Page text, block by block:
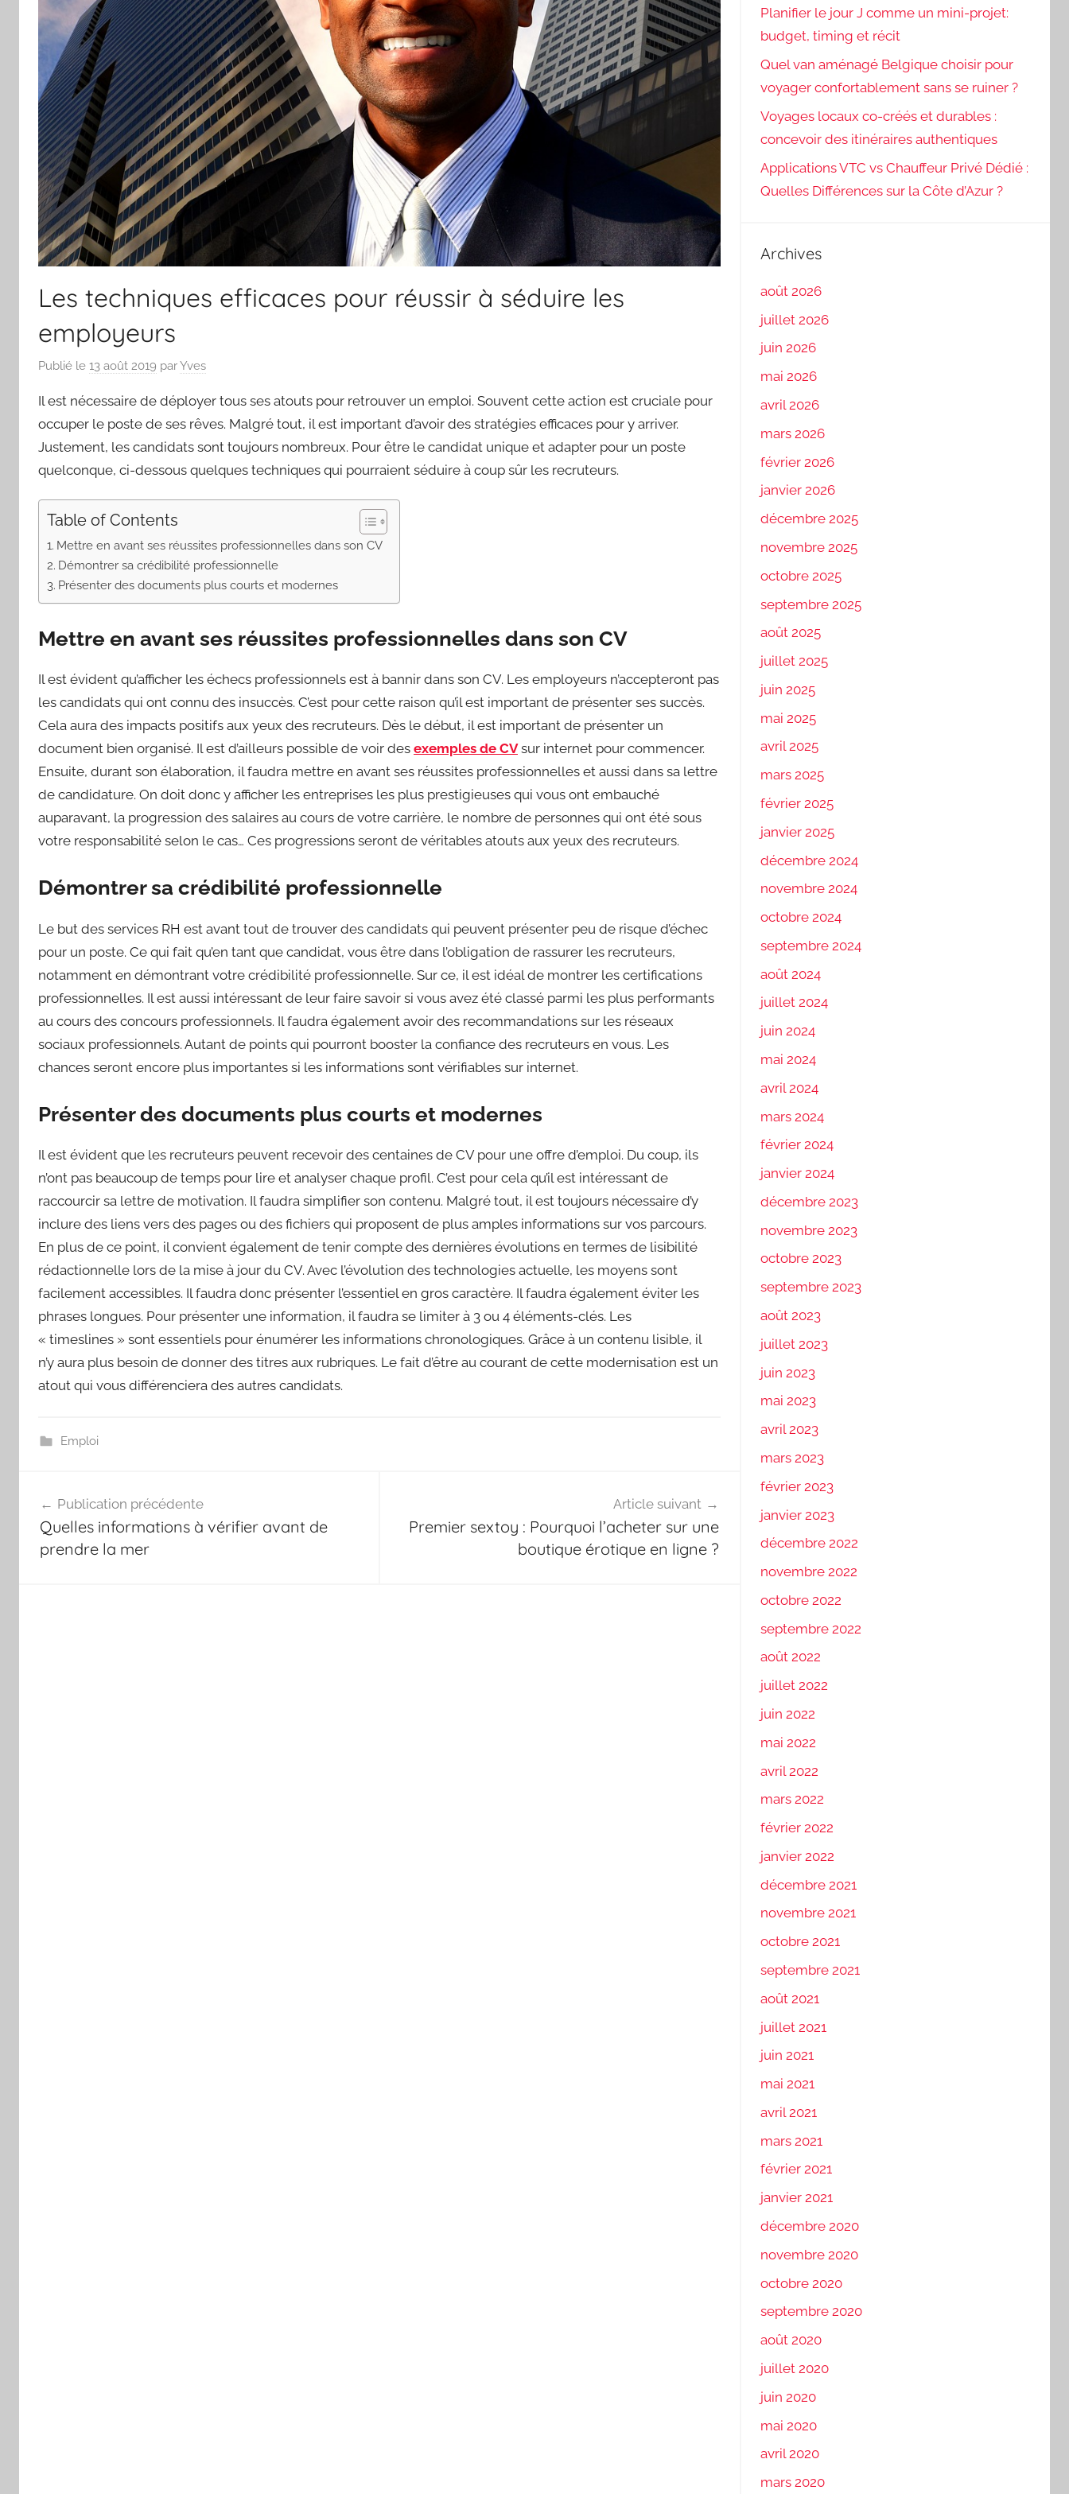
Les techniques efficaces pour réussir à séduire les
employeurs
Publié le 13 août 2019 parYves
Il est nécessaire de déployer tous ses atouts pour retrouver un emploi. Souvent cette action est cruciale pour
occuper le poste de ses rêves. Malgré tout, il est important d’avoir des stratégies efficaces pour y arriver.
Justement, les candidats sont toujours nombreux. Pour être le candidat unique et adapter pour un poste
quelconque, ci-dessous quelques techniques qui pourraient séduire à coup sûr les recruteurs.
Table of Contents
Mettre en avant ses réussites professionnelles dans son CV
Démontrer sa crédibilité professionnelle
Présenter des documents plus courts et modernes
Mettre en avant ses réussites professionnelles dans son CV
Il est évident qu’afficher les échecs professionnels est à bannir dans son CV. Les employeurs n’accepteront pas
les candidats qui ont connu des insuccès. C’est pour cette raison qu’il est important de présenter ses succès.
Cela aura des impacts positifs aux yeux des recruteurs. Dès le début, il est important de présenter un
document bien organisé. Il est d’ailleurs possible de voir des exemples de CVsur internet pour commencer.
Ensuite, durant son élaboration, il faudra mettre en avant ses réussites professionnelles et aussi dans sa lettre
de candidature. On doit donc y afficher les entreprises les plus prestigieuses qui vous ont embauché
auparavant, la progression des salaires au cours de votre carrière, le nombre de personnes qui ont été sous
votre responsabilité selon le cas… Ces progressions seront de véritables atouts aux yeux des recruteurs.
Démontrer sa crédibilité professionnelle
Le but des services RH est avant tout de trouver des candidats qui peuvent présenter peu de risque d’échec
pour un poste. Ce qui fait qu’en tant que candidat, vous être dans l’obligation de rassurer les recruteurs,
notamment en démontrant votre crédibilité professionnelle. Sur ce, il est idéal de montrer les certifications
professionnelles. Il est aussi intéressant de leur faire savoir si vous avez été classé parmi les plus performants
au cours des concours professionnels. Il faudra également avoir des recommandations sur les réseaux
sociaux professionnels. Autant de points qui pourront booster la confiance des recruteurs en vous. Les
chances seront encore plus importantes si les informations sont vérifiables sur internet.
Présenter des documents plus courts et modernes
Il est évident que les recruteurs peuvent recevoir des centaines de CV pour une offre d’emploi. Du coup, ils
n’ont pas beaucoup de temps pour lire et analyser chaque profil. C’est pour cela qu’il est intéressant de
raccourcir sa lettre de motivation. Il faudra simplifier son contenu. Malgré tout, il est toujours nécessaire d’y
inclure des liens vers des pages ou des fichiers qui proposent de plus amples informations sur vos parcours.
En plus de ce point, il convient également de tenir compte des dernières évolutions en termes de lisibilité
rédactionnelle lors de la mise à jour du CV. Avec l’évolution des technologies actuelle, les moyens sont
facilement accessibles. Il faudra donc présenter l’essentiel en gros caractère. Il faudra également éviter les
phrases longues. Pour présenter une information, il faudra se limiter à 3 ou 4 éléments-clés. Les
« timeslines » sont essentiels pour énumérer les informations chronologiques. Grâce à un contenu lisible, il
n’y aura plus besoin de donner des titres aux rubriques. Le fait d’être au courant de cette modernisation est un
atout qui vous différenciera des autres candidats.
Emploi
de
l’article
Publication précédente
Quelles informations à vérifier avant de
prendre la mer
Article suivant
Premier sextoy : Pourquoi l’acheter sur une
boutique érotique en ligne ?
Planifier le jour J comme un mini-projet:
budget, timing et récit
Quel van aménagé Belgique choisir pour
voyager confortablement sans se ruiner ?
Voyages locaux co-créés et durables :
concevoir des itinéraires authentiques
Applications VTC vs Chauffeur Privé Dédié :
Quelles Différences sur la Côte d’Azur ?
Archives
août 2026
juillet 2026
juin 2026
mai 2026
avril 2026
mars 2026
février 2026
janvier 2026
décembre 2025
novembre 2025
octobre 2025
septembre 2025
août 2025
juillet 2025
juin 2025
mai 2025
avril 2025
mars 2025
février 2025
janvier 2025
décembre 2024
novembre 2024
octobre 2024
septembre 2024
août 2024
juillet 2024
juin 2024
mai 2024
avril 2024
mars 2024
février 2024
janvier 2024
décembre 2023
novembre 2023
octobre 2023
septembre 2023
août 2023
juillet 2023
juin 2023
mai 2023
avril 2023
mars 2023
février 2023
janvier 2023
décembre 2022
novembre 2022
octobre 2022
septembre 2022
août 2022
juillet 2022
juin 2022
mai 2022
avril 2022
mars 2022
février 2022
janvier 2022
décembre 2021
novembre 2021
octobre 2021
septembre 2021
août 2021
juillet 2021
juin 2021
mai 2021
avril 2021
mars 2021
février 2021
janvier 2021
décembre 2020
novembre 2020
octobre 2020
septembre 2020
août 2020
juillet 2020
juin 2020
mai 2020
avril 2020
mars 2020